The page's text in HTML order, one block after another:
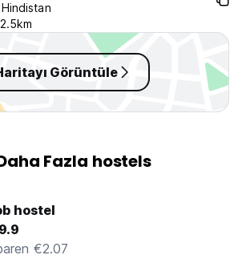
Görüntüle
Fazla hostels
hostel
9.9
€2.07